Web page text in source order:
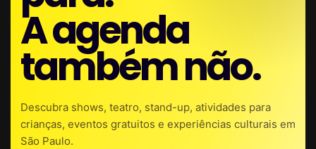
A agenda
também não.
Descubra shows, teatro, stand-up, atividades para
crianças, eventos gratuitos e experiências culturais em
São Paulo.